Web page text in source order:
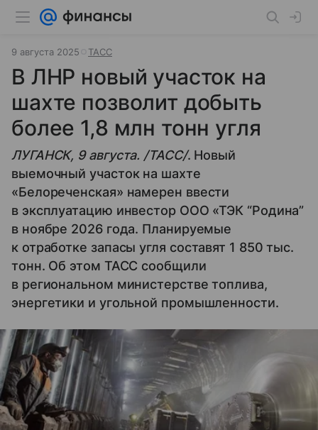
9 августа 2025 ТАСС
В ЛНР новый участок на
шахте позволит добыть
более 1,8 млн тонн угля
ЛУГАНСК, 9 августа. /ТАСС/. Новый
выемочный участок на шахте
«Белореченская» намерен ввести
в эксплуатацию инвестор ООО «ТЭК “Родина”
в ноябре 2026 года. Планируемые
к отработке запасы угля составят 1 850 тыс.
тонн. Об этом ТАСС сообщили
в региональном министерстве топлива,
энергетики и угольной промышленности.